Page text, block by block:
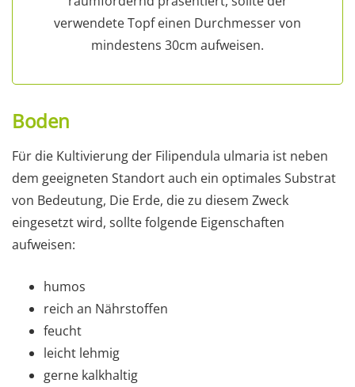
verwendete Topf einen Durchmesser von
mindestens 30cm aufweisen.
Boden
Für die Kultivierung der Filipendula ulmaria ist neben
dem geeigneten Standort auch ein optimales Substrat
von Bedeutung, Die Erde, die zu diesem Zweck
eingesetzt wird, sollte folgende Eigenschaften
aufweisen:
humos
reich an Nährstoffen
feucht
leicht lehmig
gerne kalkhaltig